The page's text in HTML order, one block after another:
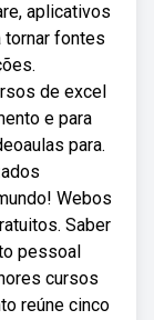
aplicativos
tornar fontes
de excel
e para
para.
Webos
Saber
pessoal
cursos
reúne cinco